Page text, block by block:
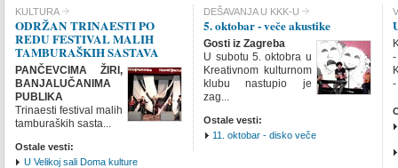
CHECK ALL
KULTURA
VUKOVAC ::
INTRO ITEMS
KULTURA
ODRŽAN TRINAESTI PO
REDU FESTIVAL MALIH
TAMBURAŠKIH SASTAVA
PANČEVCIMA ŽIRI,
BANJALUČANIMA
PUBLIKA
Trinaesti festival malih
tamburaških sasta...
Ostale vesti:
U Velikoj sali Doma kulture
DEŠAVANJA U KKK-U
5. oktobar - veče akustike
Gosti iz Zagreba
U subotu 5. oktobra u
Kreativnom kulturnom
klubu nastupio je
zag...
Ostale vesti:
11. oktobar - disko veče
-
-